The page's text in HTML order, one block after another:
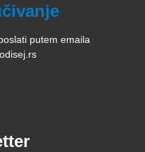
putem emaila